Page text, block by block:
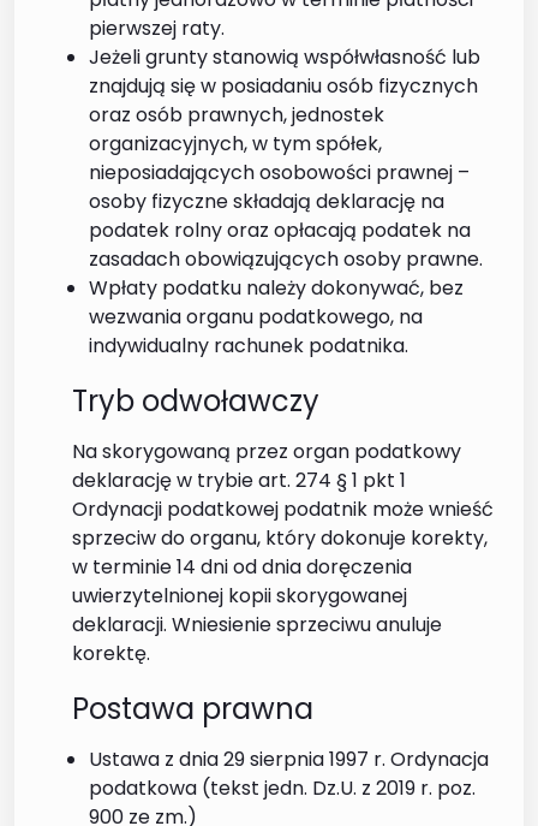
pierwszej raty.
Jeżeli grunty stanowią współwłasność lub
znajdują się w posiadaniu osób fizycznych
oraz osób prawnych, jednostek
organizacyjnych, w tym spółek,
nieposiadających osobowości prawnej –
osoby fizyczne składają deklarację na
podatek rolny oraz opłacają podatek na
zasadach obowiązujących osoby prawne.
Wpłaty podatku należy dokonywać, bez
wezwania organu podatkowego, na
indywidualny rachunek podatnika.
Tryb odwoławczy
Na skorygowaną przez organ podatkowy
deklarację w trybie art. 274 § 1 pkt 1
Ordynacji podatkowej podatnik może wnieść
sprzeciw do organu, który dokonuje korekty,
w terminie 14 dni od dnia doręczenia
uwierzytelnionej kopii skorygowanej
deklaracji. Wniesienie sprzeciwu anuluje
korektę.
Postawa prawna
Ustawa z dnia 29 sierpnia 1997 r. Ordynacja
podatkowa (tekst jedn. Dz.U. z 2019 r. poz.
900 ze zm.)